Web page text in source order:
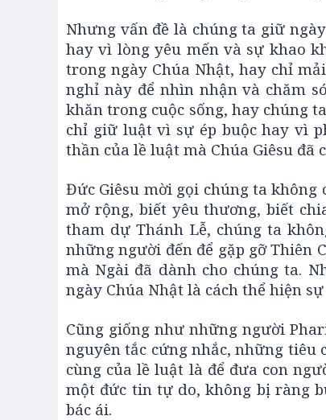
Nhưng vấn đề là chúng ta giữ
hay vì lòng yêu mến và sự khao
trong ngày Chúa Nhật, hay chỉ
nghỉ này để nhìn nhận và chăm
khăn trong cuộc sống, hay chúng
chỉ giữ luật vì sự ép buộc hay vì
thần của lề luật mà Chúa Giêsu đã
Đức Giêsu mời gọi chúng ta
mở rộng, biết yêu thương, biết
tham dự Thánh Lễ, chúng ta
những người đến để gặp gỡ Thiên
mà Ngài đã dành cho chúng ta.
ngày Chúa Nhật là cách thể hiện
Cũng giống như những người
nguyên tắc cứng nhắc, những tiêu
cùng của lề luật là để đưa con
một đức tin tự do, không bị ràng
bác ái.